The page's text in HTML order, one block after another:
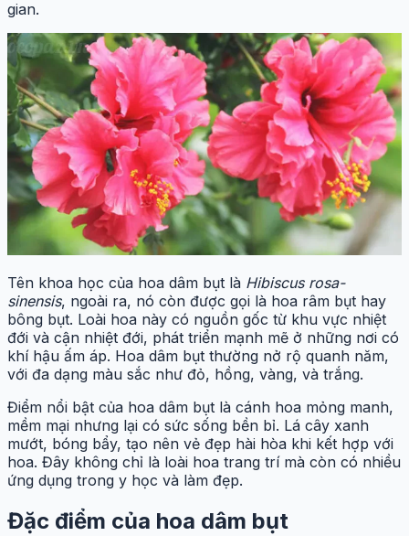
gian.
Tên khoa học của hoa dâm bụt là Hibiscus rosa-
sinensis, ngoài ra, nó còn được gọi là hoa râm bụt hay
bông bụt. Loài hoa này có nguồn gốc từ khu vực nhiệt
đới và cận nhiệt đới, phát triển mạnh mẽ ở những nơi có
khí hậu ấm áp. Hoa dâm bụt thường nở rộ quanh năm,
với đa dạng màu sắc như đỏ, hồng, vàng, và trắng.
Điểm nổi bật của hoa dâm bụt là cánh hoa mỏng manh,
mềm mại nhưng lại có sức sống bền bỉ. Lá cây xanh
mướt, bóng bẩy, tạo nên vẻ đẹp hài hòa khi kết hợp với
hoa. Đây không chỉ là loài hoa trang trí mà còn có nhiều
ứng dụng trong y học và làm đẹp.
Đặc điểm của hoa dâm bụt